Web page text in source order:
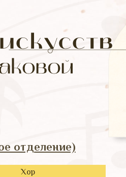
отделение)
Хор